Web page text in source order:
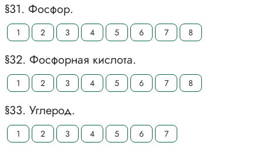
§31. Фосфор.
1 2 3 4 5 6 7 8
§32. Фосфорная кислота.
1 2 3 4 5 6 7 8
§33. Углерод.
1 2 3 4 5 6 7